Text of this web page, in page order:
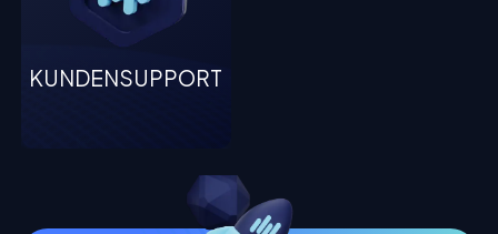
KUNDENSUPPORT